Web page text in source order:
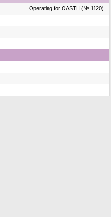
Operating for OASTH (№ 1120)